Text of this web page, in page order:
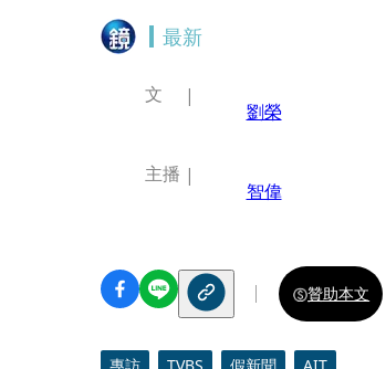
最新
文
劉榮
主播
智偉
贊助本文